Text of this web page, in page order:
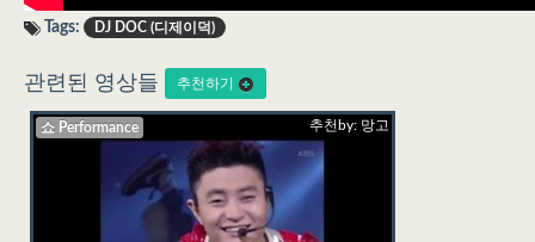
Tags: DJ DOC (디제이덕)
관련된 영상들 추천하기
쇼 Performance 추천by: 망고